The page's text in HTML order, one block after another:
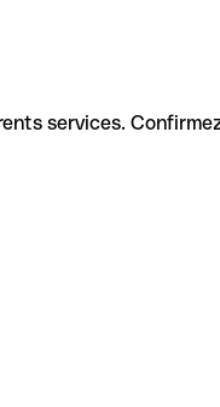
services.